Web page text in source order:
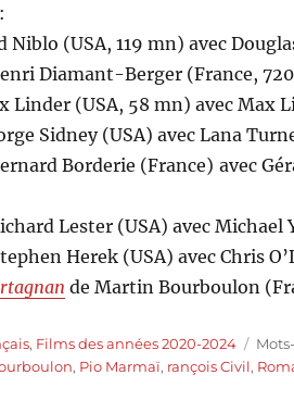
Niblo (USA, 119 mn) avec
Diamant-Berger (France,
Linder (USA, 58 mn) avec Max
Sidney (USA) avec Lana
Borderie (France) avec
Lester (USA) avec
Herek (USA) avec Chris
de Martin Bourboulon
, Films des années 2020-2024
, Pio Marmaï, rançois Civil,